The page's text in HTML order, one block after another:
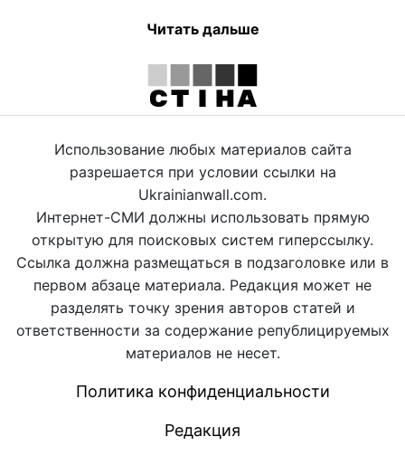
Читать дальше
Использование любых материалов сайта
разрешается при условии ссылки на
Ukrainianwall.com.
Интернет-СМИ должны использовать прямую
открытую для поисковых систем гиперссылку.
Ссылка должна размещаться в подзаголовке или в
первом абзаце материала. Редакция может не
разделять точку зрения авторов статей и
ответственности за содержание републицируемых
материалов не несет.
Политика конфиденциальности
Редакция